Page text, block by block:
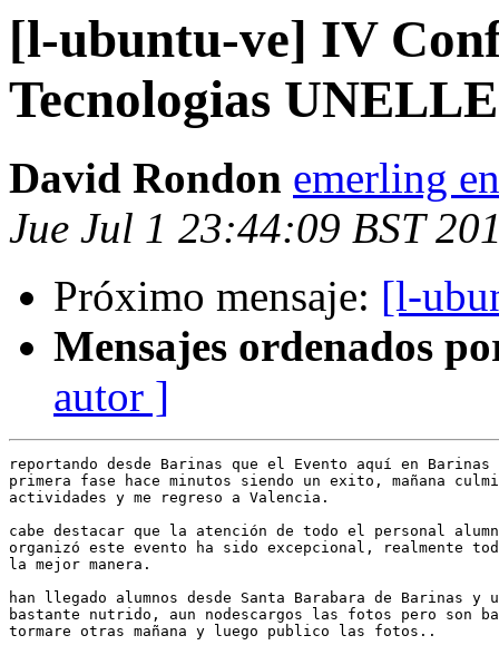
[l-ubuntu-ve] IV
Tecnologias
David Rondon emerling
Jue Jul 1 23:44:09 BST
Próximo mensaje: [l-
Mensajes ordenados
autor ]
reportando desde Barinas que el Evento aquí en Barinas
primera fase hace minutos siendo un exito, mañana
actividades y me regreso a Valencia.
cabe destacar que la atención de todo el personal
organizó este evento ha sido excepcional, realmente
la mejor manera.
han llegado alumnos desde Santa Barabara de Barinas y
bastante nutrido, aun nodescargos las fotos pero son
tormare otras mañana y luego publico las fotos..